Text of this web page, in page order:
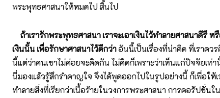
พระพุทธศาสนาให้หมดไป สิ้นไป
ถ้าเรารักพระพุทธศาสนา เราจะเอาเงินไว้ทำลายศาสนาดีรึ หรื
เงินนั้น เพื่อรักษาศาสนาไว้ดีกว่าอันนี้เป็นเรื่องที่น่าคิด ที่เราคว
นี้แต่ว่าคนเขาไม่ค่อยจะคิดกัน ไม่คิดก็เพราะว่าเห็นแก่ปัจจัยเท่า
นี่มองแล้วรู้สึกรำคาญใจ จึงได้พูดออกไปในรูปอย่างนี้ ก็เพื่อให้
ทำลายสิ่งที่เรียกว่าเนื้อร้ายในวงการพระศาสนา การคอรัปชั่น